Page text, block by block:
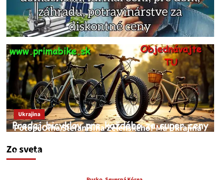
Zo sveta
Ukrajina
Potopí Oľha Stefanišina Zelenského? Má Ukrajina
JNS